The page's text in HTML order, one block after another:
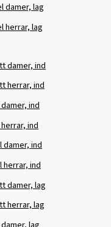
damer, lag
herrar, lag
damer, ind
herrar, ind
ind
ind
damer, ind
herrar, ind
damer, lag
herrar, lag